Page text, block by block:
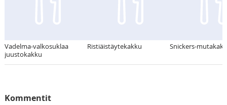
Vadelma-valkosuklaa
juustokakku
Ristiäistäytekakku Snickers-
Kommentit